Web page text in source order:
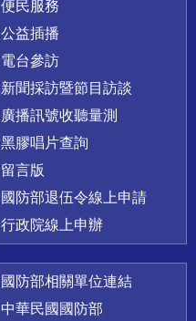
便民服務
公益插播
電台參訪
新聞採訪暨節目訪談
廣播訊號收聽量測
黑膠唱片查詢
留言版
國防部退伍令線上申請
行政院線上申辦
國防部相關單位連結
中華民國國防部